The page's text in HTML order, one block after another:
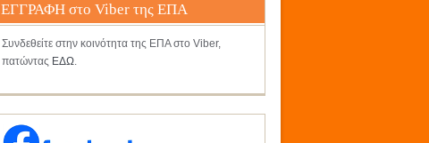
ΕΓΓΡΑΦΗ στο Viber της ΕΠΑ
Συνδεθείτε στην κοινότητα της ΕΠΑ στο Viber,
πατώντας ΕΔΩ.